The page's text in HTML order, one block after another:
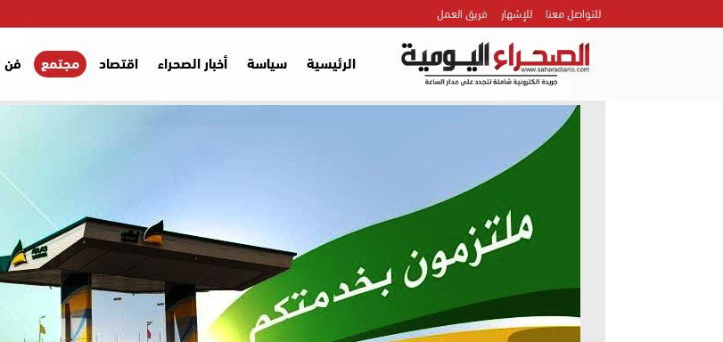
للتواصل معنا للإشهار فريق العمل
الرئيسية سياسة أخبار الصحراء اقتصاد مجتمع فن